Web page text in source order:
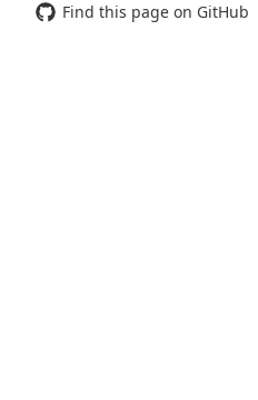
Find this page on GitHub